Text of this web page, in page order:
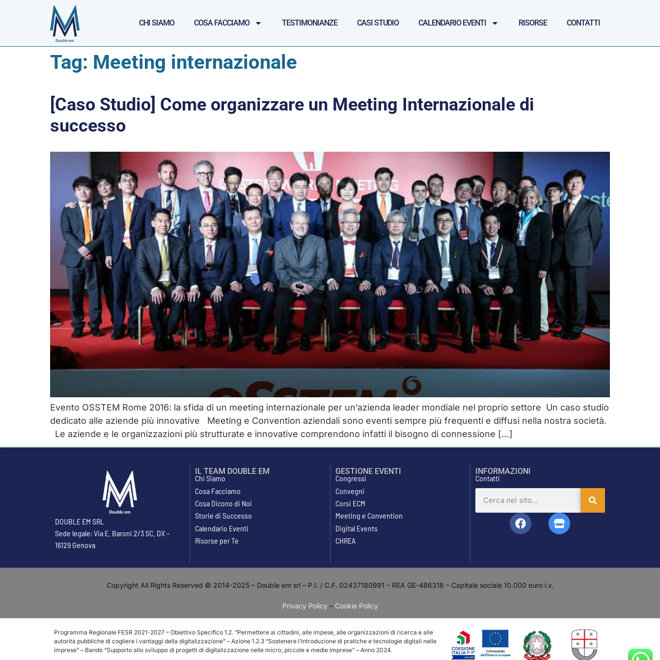
CHI SIAMO COSA FACCIAMO TESTIMONIANZE CASI STUDIO CALENDARIO EVENTI RISORSE CONTATTI
Tag: Meeting internazionale
[Caso Studio] Come organizzare un Meeting Internazionale di
successo
Evento OSSTEM Rome 2016: la sfida di un meeting internazionale per un’azienda leader mondiale nel proprio settore Un caso studio
dedicato alle aziende più innovative Meeting e Convention aziendali sono eventi sempre più frequenti e diffusi nella nostra società.
Le aziende e le organizzazioni più strutturate e innovative comprendono infatti il bisogno di connessione […]
DOUBLE EM SRL
Sede legale: Via E. Baroni 2/3 SC. DX –
16129 Genova
IL TEAM DOUBLE EM
Chi Siamo
Cosa Facciamo
Cosa Dicono di Noi
Storie di Successo
Calendario Eventi
Risorse per Te
GESTIONE EVENTI
Congressi
Convegni
Corsi ECM
Meeting e Convention
Digital Events
CHREA
INFORMAZIONI
Contatti
Copyright All Rights Reserved © 2014-2025 – Double em srl – P.I. / C.F. 02437180991 – REA GE-486318 – Capitale sociale 10.000 euro i.v.
Privacy Policy– Cookie Policy
Programma Regionale FESR 2021-2027 – Obiettivo Specifico 1.2. “Permettere ai cittadini, alle impese, alle organizzazioni di ricerca e alle
autorità pubbliche di cogliere i vantaggi della digitalizzazione” – Azione 1.2.3 “Sostenere l’introduzione di pratiche e tecnologie digitali nelle
imprese” – Bando “Supporto allo sviluppo di progetti di digitalizzazione nelle micro, piccole e medie imprese” – Anno 2024.